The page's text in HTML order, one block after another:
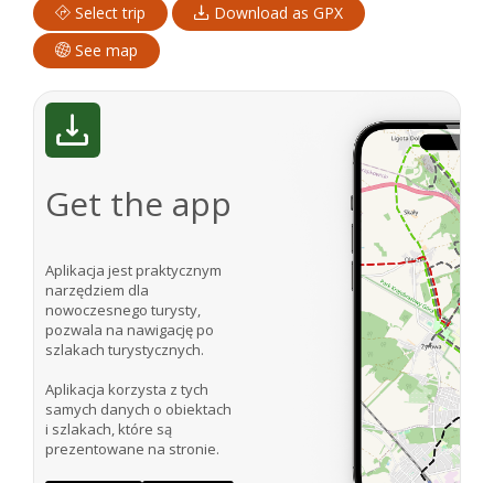
Select trip
Download as GPX
See map
Get the app
Aplikacja jest praktycznym
narzędziem dla
nowoczesnego turysty,
pozwala na nawigację po
szlakach turystycznych.
Aplikacja korzysta z tych
samych danych o obiektach
i szlakach, które są
prezentowane na stronie.